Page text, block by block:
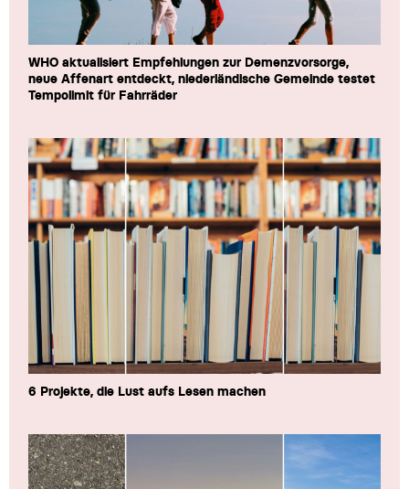
WHO aktualisiert Empfehlungen zur Demenzvorsorge,
neue Affenart entdeckt, niederländische Gemeinde testet
Tempolimit für Fahrräder
6 Projekte, die Lust aufs Lesen machen